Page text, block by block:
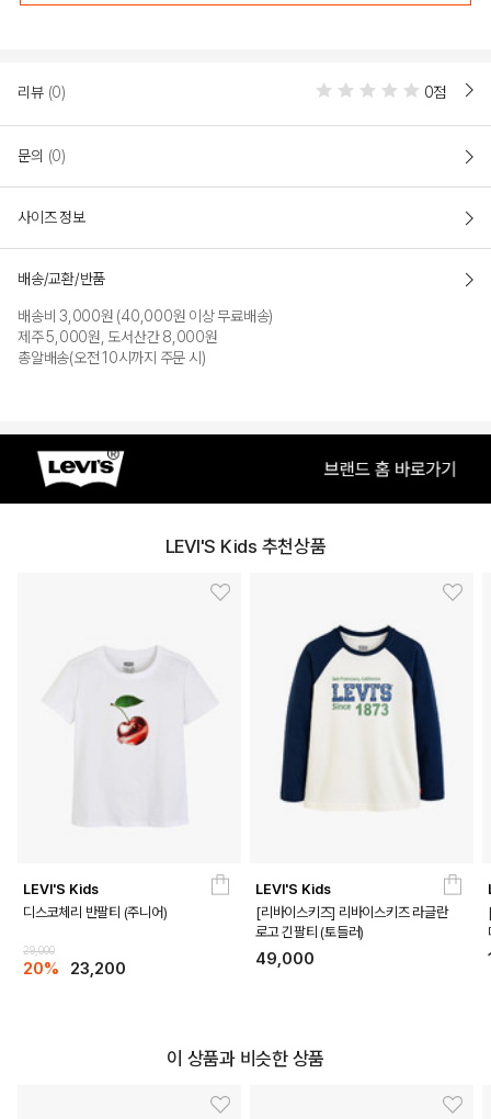
NAVY
리뷰 (0) 0점
문의 (0)
사이즈 정보
배송/교환/반품
배송비 3,000원 (40,000원 이상 무료배송)
제주 5,000원, 도서산간 8,000원
총알배송(오전 10시까지 주문 시)
LEVI'S Kids 추천상품
LEVI'S Kids
디스코체리 반팔티 (주니어)
29,000
20% 23,200
LEVI'S Kids
[리바이스키즈] 리바이스키즈 라글란
로고 긴팔티 (토들러)
49,000
이 상품과 비슷한 상품